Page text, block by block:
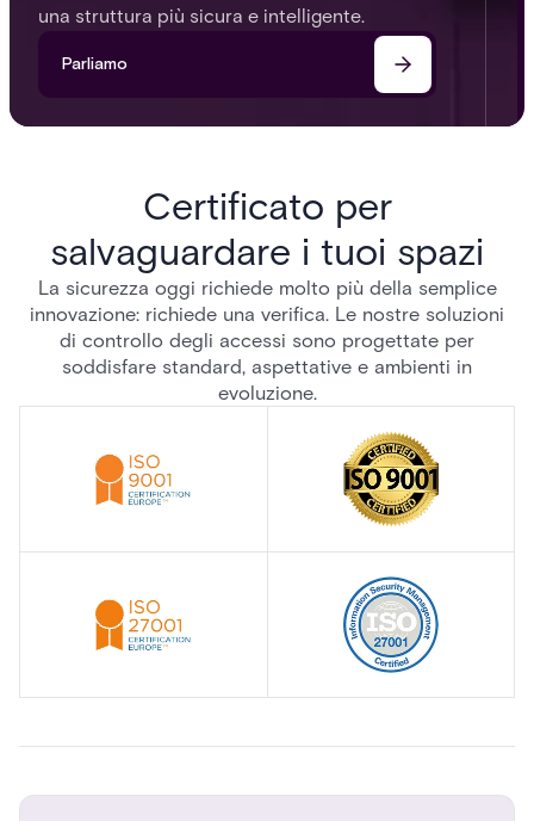
una struttura più sicura e intelligente.
Parliamo
Certificato per
salvaguardare i tuoi spazi
La sicurezza oggi richiede molto più della semplice
innovazione: richiede una verifica. Le nostre soluzioni
di controllo degli accessi sono progettate per
soddisfare standard, aspettative e ambienti in
evoluzione.